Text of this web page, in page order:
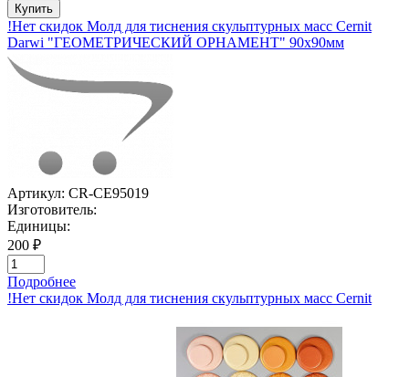
Купить
!Нет скидок Молд для тиснения скульптурных масс Cernit
Darwi "ГЕОМЕТРИЧЕСКИЙ ОРНАМЕНТ" 90х90мм
Артикул: CR-CE95019
Изготовитель:
Единицы:
200 ₽
Подробнее
!Нет скидок Молд для тиснения скульптурных масс Cernit